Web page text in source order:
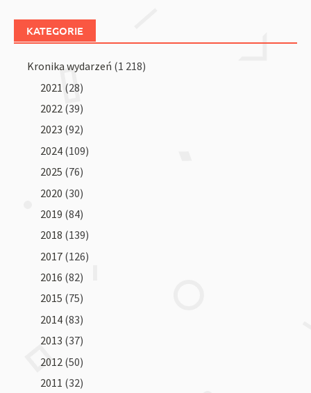
KATEGORIE
Kronika wydarzeń (1 218)
2021 (28)
2022 (39)
2023 (92)
2024 (109)
2025 (76)
2020 (30)
2019 (84)
2018 (139)
2017 (126)
2016 (82)
2015 (75)
2014 (83)
2013 (37)
2012 (50)
2011 (32)